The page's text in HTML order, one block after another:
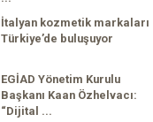
İtalyan kozmetik markaları
Türkiye’de buluşuyor
EGİAD Yönetim Kurulu
Başkanı Kaan Özhelvacı:
“Dijital ...